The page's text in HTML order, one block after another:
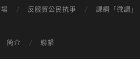
反服貿公民抗爭 課綱「微調」
簡介 聯繫